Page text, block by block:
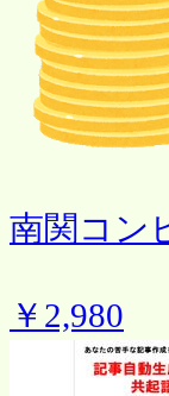
南関コン
￥2,980